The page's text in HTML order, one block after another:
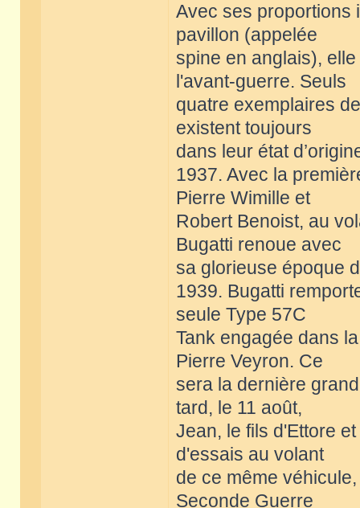
Avec ses proportions
pavillon (appelée
spine en anglais),
l'avant-guerre. Seuls
quatre exemplaires
existent toujours
dans leur état
1937. Avec la
Pierre Wimille et
Robert Benoist, au
Bugatti renoue avec
sa glorieuse époque
1939. Bugatti
seule Type 57C
Tank engagée dans
Pierre Veyron. Ce
sera la dernière
tard, le 11 août,
Jean, le fils d'Ettore
d'essais au volant
de ce même
Seconde Guerre